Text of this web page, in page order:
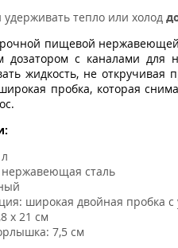
удерживать тепло или холод
пищевой
дозатором с каналами для
жидкость, не
пробка, которая
сталь
широкая двойная пробка
x 21 см
7,5 см